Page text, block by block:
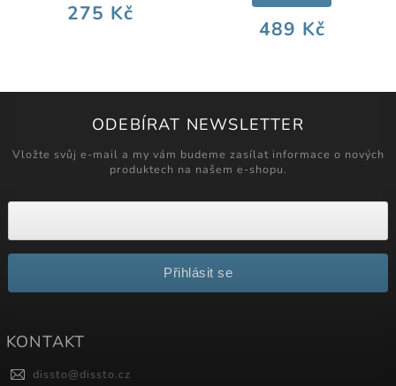
275 Kč
489 Kč
ODEBÍRAT NEWSLETTER
Vložte svůj e-mail a my vám budeme zasílat informace o nových
produktech na našem e-shopu.
Přihlásit se
KONTAKT
dissto@dissto.cz